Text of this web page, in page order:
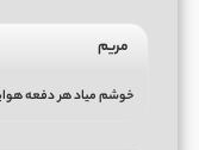
مریم
خوشم میاد هر دفعه